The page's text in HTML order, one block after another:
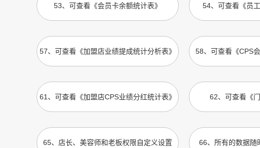
53、 可查看《会员卡余额统计表》 54、 可查看《员
57、 可查看《加盟店业绩提成统计分析表》 58、 可查看《CPS
61 、 可查看《加盟店CPS业绩分红统计表》 62、 可查看《
65、 店长、美容师和老板权限自定义设置 66、 所有的数据随